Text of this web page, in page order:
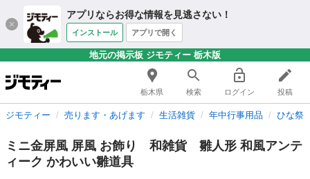
アプリならお得な情報を見逃さない！
インストール アプリで開く
地元の掲示板 ジモティー 栃木版
栃木県 検索 ログイン 投稿
ジモティー 売ります・あげます 生活雑貨 年中行事用品 ひな祭
ミニ金屏風 屏風 お飾り 和雑貨 雛人形 和風アンテ
ィーク かわいい雛道具